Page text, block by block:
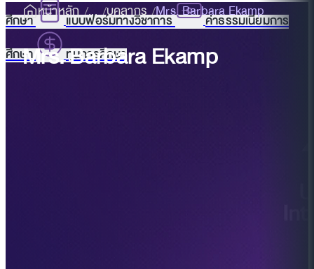
ศึกษา
แบบฟอร์มทางวิชาการ
ค่าธรรมเนียมการ
ศึกษา
ทุนการศึกษา
หน้าหลัก บุคลากร Mrs. Barbara Ekamp
Mrs. Barbara Ekamp